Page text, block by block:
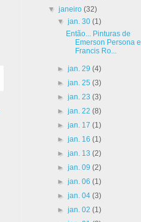
▼janeiro(32)
▼ jan. 30 (1)
Então... Pinturas de
Emerson Persona e
Francis Ro...
► jan. 29 (4)
► jan. 25 (3)
► jan. 23 (3)
► jan. 22 (8)
► jan. 17 (1)
► jan. 16 (1)
► jan. 13 (2)
► jan. 09 (2)
► jan. 06 (1)
► jan. 04 (3)
► jan. 02 (1)